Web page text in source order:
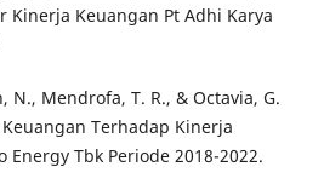
Kinerja Keuangan Pt Adhi Karya
N., Mendrofa, T. R., & Octavia, G.
Terhadap Kinerja
Energy Tbk Periode 2018-2022.